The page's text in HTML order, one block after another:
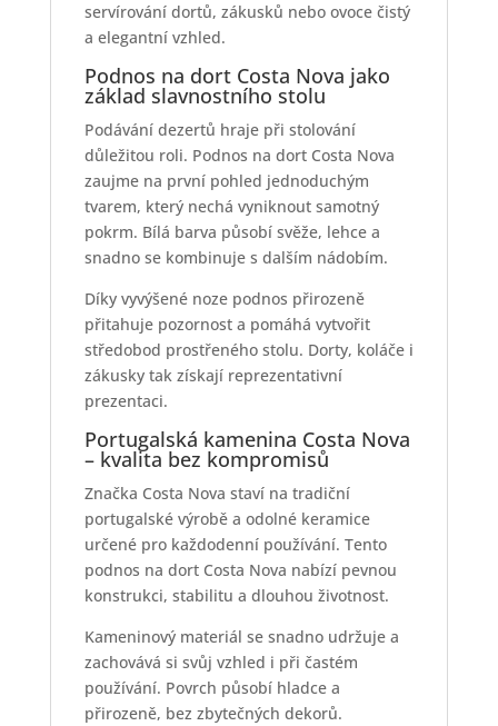
servírování dortů, zákusků nebo ovoce čistý
a elegantní vzhled.
Podnos na dort Costa Nova jako
základ slavnostního stolu
Podávání dezertů hraje při stolování
důležitou roli. Podnos na dort Costa Nova
zaujme na první pohled jednoduchým
tvarem, který nechá vyniknout samotný
pokrm. Bílá barva působí svěže, lehce a
snadno se kombinuje s dalším nádobím.
Díky vyvýšené noze podnos přirozeně
přitahuje pozornost a pomáhá vytvořit
středobod prostřeného stolu. Dorty, koláče i
zákusky tak získají reprezentativní
prezentaci.
Portugalská kamenina Costa Nova
– kvalita bez kompromisů
Značka Costa Nova staví na tradiční
portugalské výrobě a odolné keramice
určené pro každodenní používání. Tento
podnos na dort Costa Nova nabízí pevnou
konstrukci, stabilitu a dlouhou životnost.
Kameninový materiál se snadno udržuje a
zachovává si svůj vzhled i při častém
používání. Povrch působí hladce a
přirozeně, bez zbytečných dekorů.